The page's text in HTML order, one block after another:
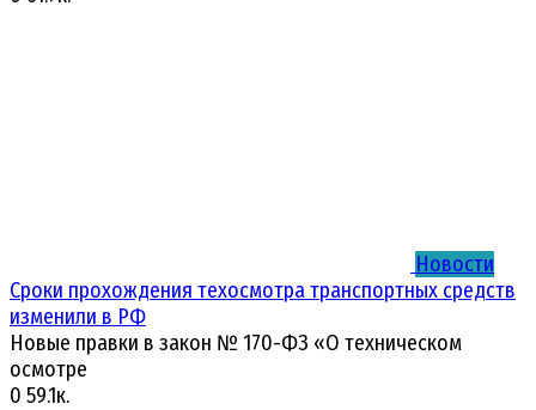
Новости
Сроки прохождения техосмотра транспортных средств
изменили в РФ
Новые правки в закон № 170-ФЗ «О техническом
осмотре
0 59.1к.